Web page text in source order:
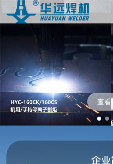
查看
企